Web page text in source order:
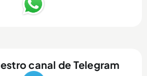
canal de Telegram